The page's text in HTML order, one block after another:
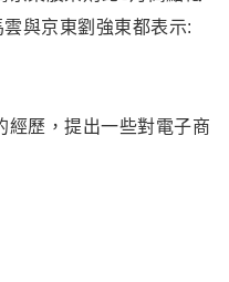
與京東劉強東都表示:
經歷，提出一些對電子商